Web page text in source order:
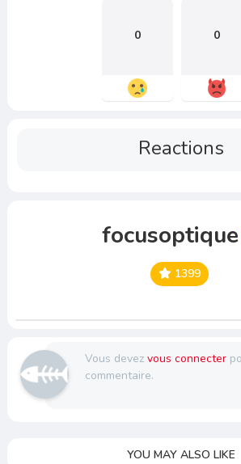
0 0
Reactions
focusoptique
1399
Vous devez vous connecter
commentaire.
YOU MAY ALSO LIKE